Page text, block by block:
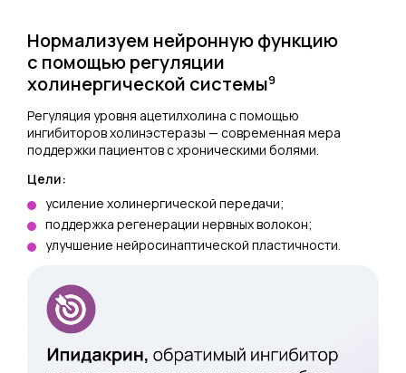
Нормализуем нейронную функцию
с помощью регуляции
холинергической системы9
Регуляция уровня ацетилхолина с помощью
ингибиторов холинэстеразы — современная мера
поддержки пациентов с хроническими болями.
Цели:
усиление холинергической передачи;
поддержка регенерации нервных волокон;
улучшение нейросинаптической пластичности.